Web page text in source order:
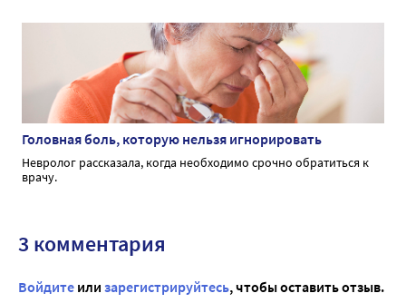
Головная боль, которую нельзя игнорировать
Невролог рассказала, когда необходимо срочно обратиться к
врачу.
3 комментария
Войдите или зарегистрируйтесь, чтобы оставить отзыв.